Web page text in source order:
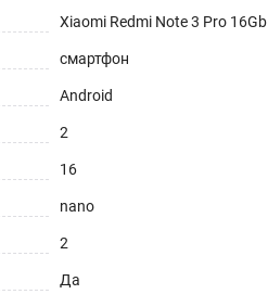
Xiaomi Redmi Note 3 Pro 16Gb
смартфон
Android
2
16
nano
2
Да